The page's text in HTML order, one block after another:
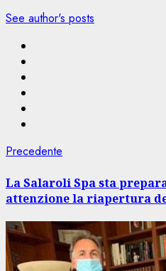
See author's posts
Navigazione
articolo
Precedente
La Salaroli Spa sta
attenzione la riapertura